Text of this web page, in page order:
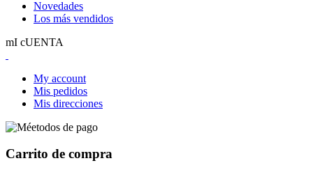
Novedades
Los más vendidos
mI cUENTA
My account
Mis pedidos
Mis direcciones
Carrito de compra